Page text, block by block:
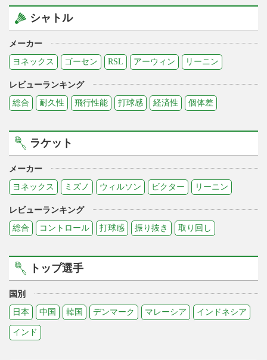
シャトル
メーカー
ヨネックス
ゴーセン RSL アーウィン リーニン
レビューランキング
総合
耐久性 飛行性能 打球感 経済性 個体差
ラケット
メーカー
ヨネックス
ミズノ ウィルソン ビクター リーニン
レビューランキング
総合
コントロール 打球感 振り抜き 取り回し
トップ選手
国別
日本
中国 韓国 デンマーク マレーシア インドネシア
インド